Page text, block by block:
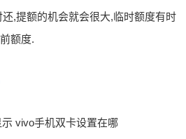
,提额的机会就会很大,临时额度有时
额度.
vivo手机双卡设置在哪